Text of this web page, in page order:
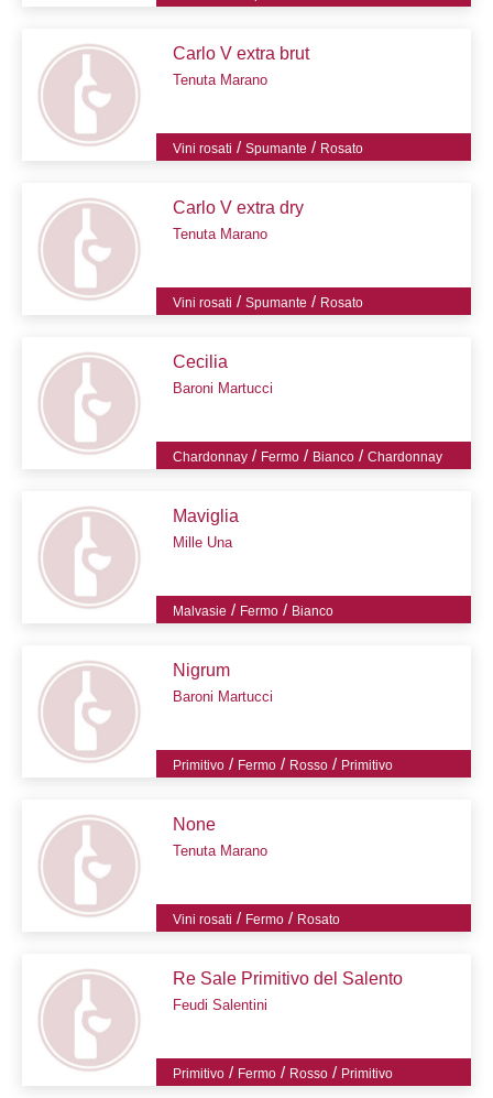
Carlo V extra brut
Tenuta Marano
Vini rosati /Spumante / Rosato
Carlo V extra dry
Tenuta Marano
Vini rosati /Spumante / Rosato
Cecilia
Baroni Martucci
Chardonnay / Fermo / Bianco /Chardonnay
Maviglia
Mille Una
Malvasie / Fermo / Bianco
Nigrum
Baroni Martucci
Primitivo / Fermo / Rosso / Primitivo
None
Tenuta Marano
Vini rosati / Fermo / Rosato
Re Sale Primitivo del Salento
Feudi Salentini
Primitivo / Fermo / Rosso / Primitivo